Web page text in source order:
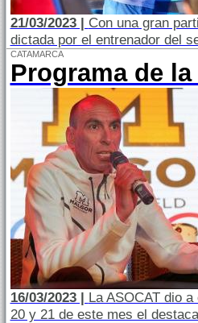
21/03/2023 | Con una gran
dictada por el entrenador del
CATAMARCA
Programa de
16/03/2023 | La ASOCAT dio
20 y 21 de este mes el